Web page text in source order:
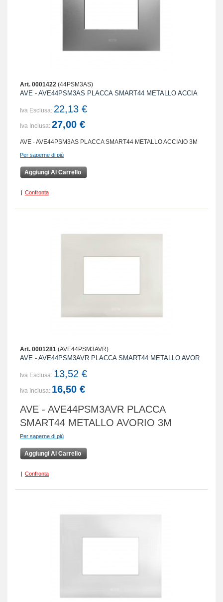
Art. 0001422 (44PSM3AS)
AVE - AVE44PSM3AS PLACCA SMART44 METALLO ACCIA
Iva Esclusa: 22,13 €
Iva Inclusa: 27,00 €
AVE - AVE44PSM3AS PLACCA SMART44 METALLO ACCIAIO 3M
Per saperne di più
Aggiungi Al Carrello
| Confronta
Art. 0001281 (AVE44PSM3AVR)
AVE - AVE44PSM3AVR PLACCA SMART44 METALLO AVOR
Iva Esclusa: 13,52 €
Iva Inclusa: 16,50 €
AVE - AVE44PSM3AVR PLACCA
SMART44 METALLO AVORIO 3M
Per saperne di più
Aggiungi Al Carrello
| Confronta